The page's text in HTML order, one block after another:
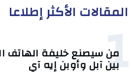
المقالات الأكثر إطلاعا
1
من سيصنع خليفة الهاتف
بين آبل وأوبن إيه آي